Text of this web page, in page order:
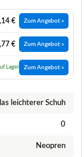
€ Zum Angebot »
€ Zum Angebot »
Lager Zum Angebot »
leichterer Schuh
0
Neopren